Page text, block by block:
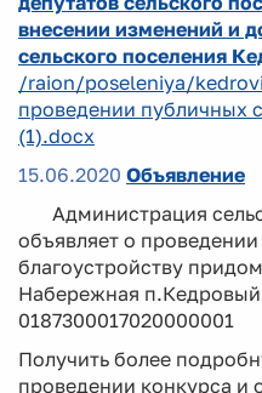
внесении изменений и
сельского поселения
/raion/poseleniya/
проведении публичных
(1).docx
15.06.2020 Объявление
Администрация
объявляет о
благоустройству
Набережная
0187300017020000001
Получить более
проведении конкурса и